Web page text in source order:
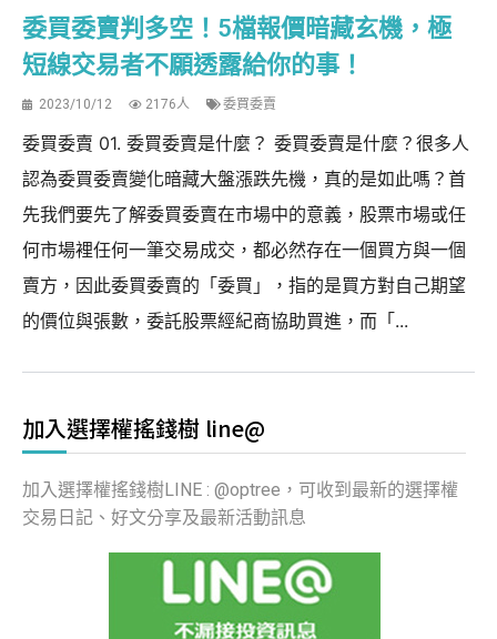
委買委賣判多空！5檔報價暗藏玄機，極
短線交易者不願透露給你的事！
2023/10/12 2176人 委買委賣
委買委賣 01. 委買委賣是什麼？ 委買委賣是什麼？很多人
認為委買委賣變化暗藏大盤漲跌先機，真的是如此嗎？首
先我們要先了解委買委賣在市場中的意義，股票市場或任
何市場裡任何一筆交易成交，都必然存在一個買方與一個
賣方，因此委買委賣的「委買」，指的是買方對自己期望
的價位與張數，委託股票經紀商協助買進，而「...
加入選擇權搖錢樹 line@
加入選擇權搖錢樹LINE : @optree，可收到最新的選擇權
交易日記、好文分享及最新活動訊息